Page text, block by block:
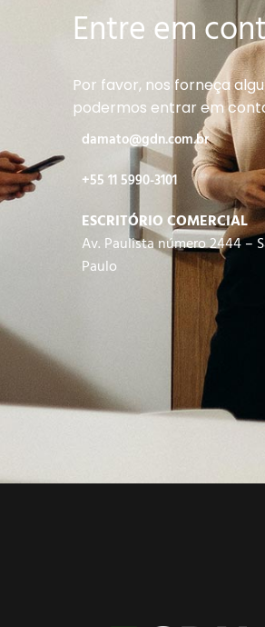
Entre em
Por favor, nos forneça
podermos entrar em
damato@gdn.com.br
+55 11 5990-3101
ESCRITÓRIO COMERCIAL
Av. Paulistanúmero 2444 –
Paulo